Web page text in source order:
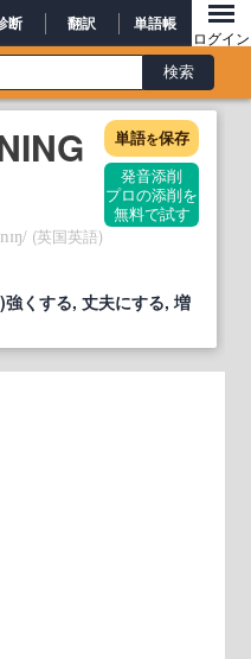
断 翻訳 単語帳
ログイン
単語を保存
発音添削
プロの添削を
無料で試す
/ (英国英語)
くする, 丈夫にする, 増